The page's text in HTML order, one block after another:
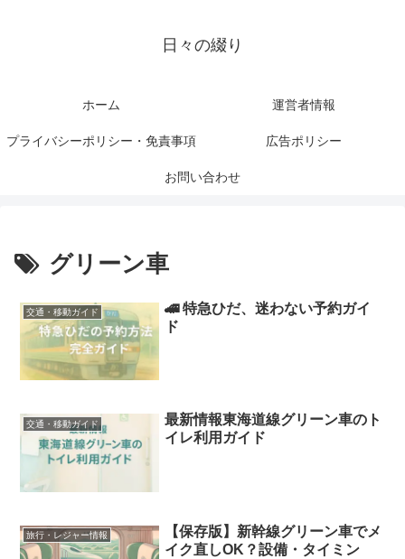
日々の綴り
ホーム 運営者情報
プライバシーポリシー・免責事項 広告ポリシー
お問い合わせ
グリーン車
交通・移動ガイド
🚄 特急ひだ、迷わない予約ガイ
ド
交通・移動ガイド
最新情報東海道線グリーン車のト
イレ利用ガイド
旅行・レジャー情報
【保存版】新幹線グリーン車でメ
イク直しOK？設備・タイミン